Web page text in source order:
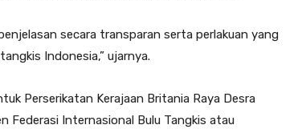
secara transparan serta perlakuan yang
Indonesia,” ujarnya.
Perserikatan Kerajaan Britania Raya Desra
Federasi Internasional Bulu Tangkis atau